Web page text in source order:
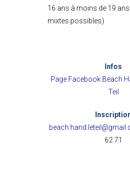
16 ans à moins de 19 ans
mixtes possibles)
Infos
Page Facebook Beach
Teil
62 71